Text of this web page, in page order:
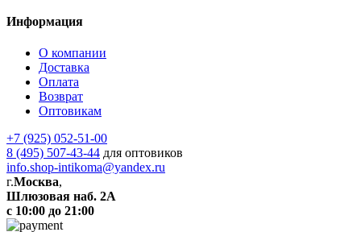
Информация
О компании
Доставка
Оплата
Возврат
Оптовикам
+7 (925) 052-51-00
8 (495) 507-43-44 для оптовиков
info.shop-intikoma@yandex.ru
г.Москва,
Шлюзовая наб. 2А
с 10:00 до 21:00